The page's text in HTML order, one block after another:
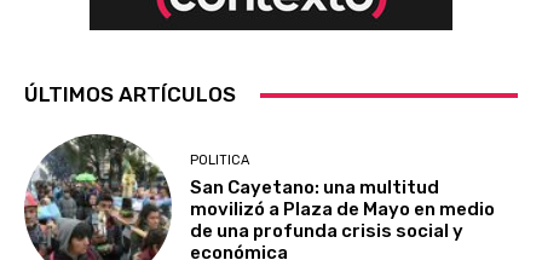
ÚLTIMOS ARTÍCULOS
POLITICA
San Cayetano: una multitud
movilizó a Plaza de Mayo en medio
de una profunda crisis social y
económica